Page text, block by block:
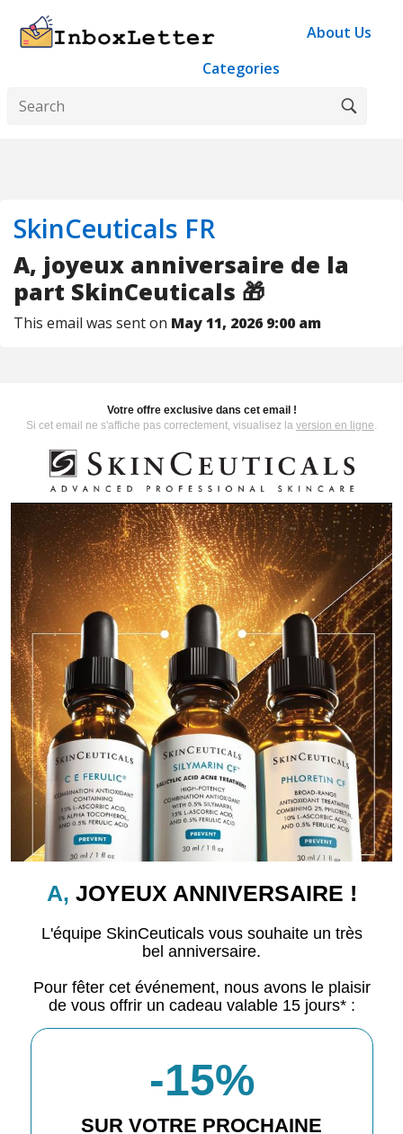
About Us
Categories
SkinCeuticals FR
A, joyeux anniversaire de la
part SkinCeuticals 🎁
This email was sent on May 11, 2026 9:00 am